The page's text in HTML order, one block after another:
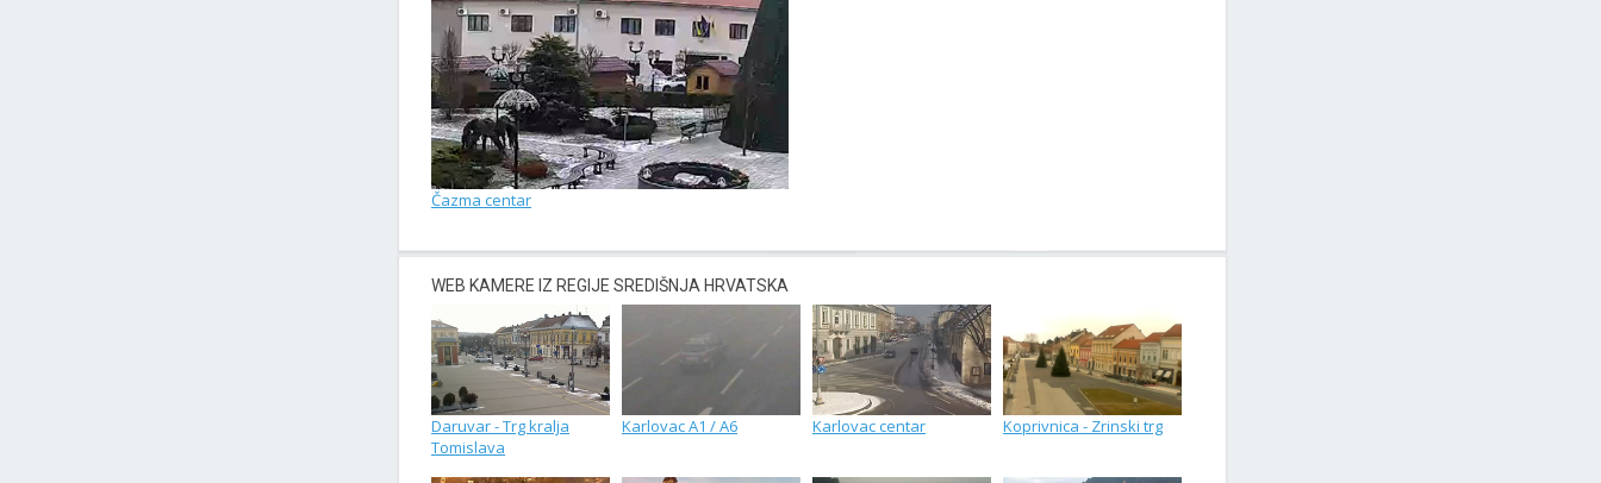
Čazma centar
WEB KAMERE IZ REGIJE SREDIŠNJA HRVATSKA
Daruvar - Trg kralja
Tomislava
Karlovac A1 / A6 Karlovac centar Koprivnica - Zrinski trg